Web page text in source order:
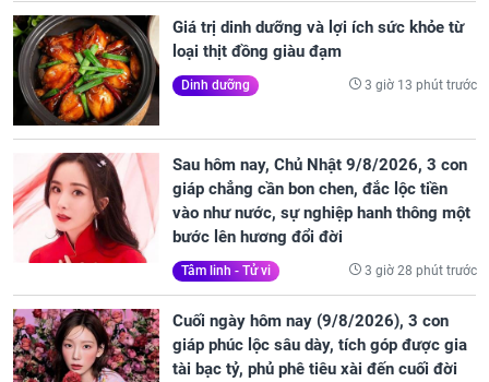
Giá trị dinh dưỡng và lợi ích sức khỏe từ
loại thịt đồng giàu đạm
Dinh dưỡng 3 giờ 13 phút trước
Sau hôm nay, Chủ Nhật 9/8/2026, 3 con
giáp chẳng cần bon chen, đắc lộc tiền
vào như nước, sự nghiệp hanh thông một
bước lên hương đổi đời
Tâm linh - Tử vi 3 giờ 28 phút trước
Cuối ngày hôm nay (9/8/2026), 3 con
giáp phúc lộc sâu dày, tích góp được gia
tài bạc tỷ, phủ phê tiêu xài đến cuối đời